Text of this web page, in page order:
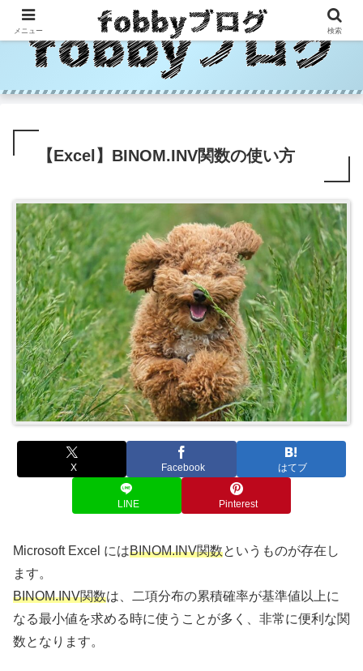
【Excel】BINOM.INV関数の使い方
X Facebook はてブ
LINE Pinterest
Microsoft Excel にはBINOM.INV関数というものが存在し
ます。
BINOM.INV関数は、二項分布の累積確率が基準値以上に
なる最小値を求める時に使うことが多く、非常に便利な関
数となります。
メニュー 検索